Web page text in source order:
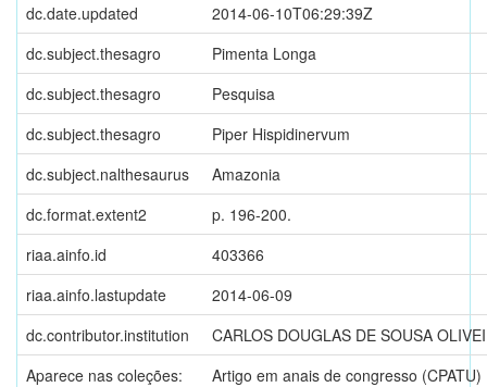
dc.date.updated
2014-06-10T06:29:39Z
dc.subject.thesagro
Pimenta Longa
dc.subject.thesagro
Pesquisa
dc.subject.thesagro
Piper Hispidinervum
dc.subject.nalthesaurus
Amazonia
dc.format.extent2
p. 196-200.
riaa.ainfo.id
403366
riaa.ainfo.lastupdate
2014-06-09
dc.contributor.institution
CARLOS DOUGLAS DE SOUSA
Aparece nas coleções:
Artigo em anais de congresso (CPATU)